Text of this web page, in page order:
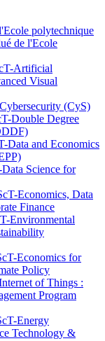
polytechnique
de l'Ecole
Artificial
Visual
(CyS)
Double Degree
Data and Economics
Science for
Economics, Data
Finance
Environmental
Economics for
Policy
of Things :
Program
Energy
Technology &